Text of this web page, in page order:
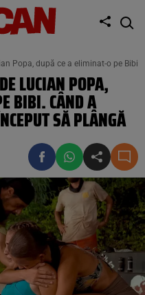
Popa, după ce a eliminat-o pe
LUCIAN POPA,
BIBI. CÂND A
SĂ PLÂNGĂ